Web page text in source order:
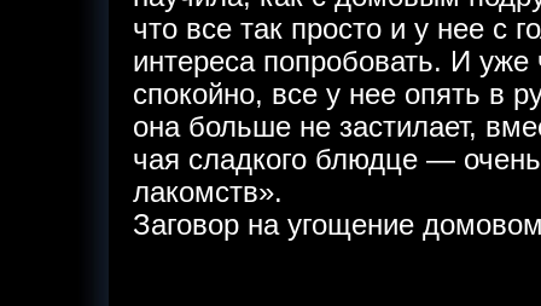
что все так просто и у нее с
интереса попробовать. И
спокойно, все у нее опять в
она больше не застилает,
чая сладкого блюдце —
лакомств».
Заговор на угощение